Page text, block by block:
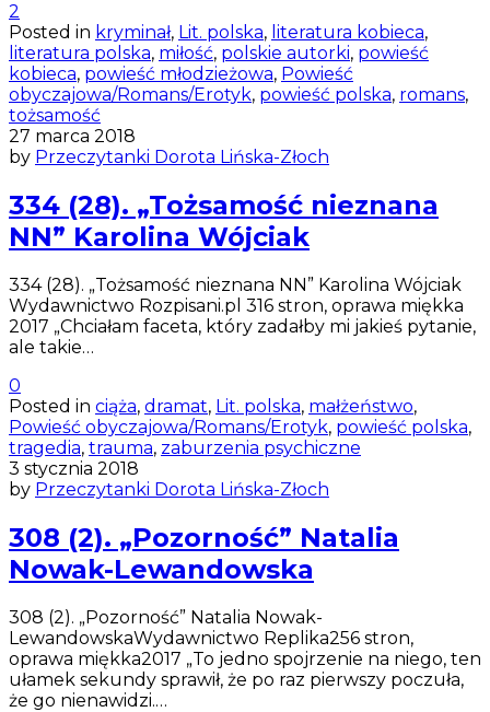
2
Posted in kryminał, Lit. polska, literatura kobieca,
literatura polska, miłość, polskie autorki, powieść
kobieca, powieść młodzieżowa, Powieść
obyczajowa/Romans/Erotyk, powieść polska, romans,
tożsamość
27 marca 2018
by Przeczytanki Dorota Lińska-Złoch
334 (28). „Tożsamość nieznana
NN” Karolina Wójciak
334 (28). „Tożsamość nieznana NN” Karolina Wójciak
Wydawnictwo Rozpisani.pl 316 stron, oprawa miękka
2017 „Chciałam faceta, który zadałby mi jakieś pytanie,
ale takie…
0
Posted in ciąża, dramat, Lit. polska, małżeństwo,
Powieść obyczajowa/Romans/Erotyk, powieść polska,
tragedia, trauma, zaburzenia psychiczne
3 stycznia 2018
by Przeczytanki Dorota Lińska-Złoch
308 (2). „Pozorność” Natalia
Nowak-Lewandowska
308 (2). „Pozorność” Natalia Nowak-
LewandowskaWydawnictwo Replika256 stron,
oprawa miękka2017 „To jedno spojrzenie na niego, ten
ułamek sekundy sprawił, że po raz pierwszy poczuła,
że go nienawidzi.…